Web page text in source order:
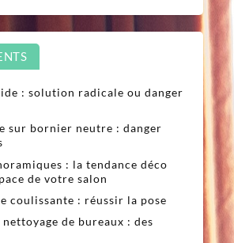
: solution radicale ou danger
sur bornier neutre : danger
: la tendance déco
de votre salon
coulissante : réussir la pose
de bureaux : des